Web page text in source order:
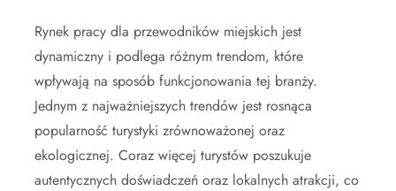
Rynek pracy dla przewodników miejskich jest
dynamiczny i podlega różnym trendom, które
wpływają na sposób funkcjonowania tej branży.
Jednym z najważniejszych trendów jest rosnąca
popularność turystyki zrównoważonej oraz
ekologicznej. Coraz więcej turystów poszukuje
autentycznych doświadczeń oraz lokalnych atrakcji, co